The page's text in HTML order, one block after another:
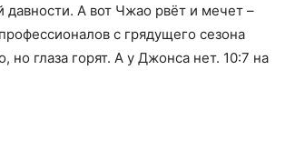
давности. А вот Чжао рвёт и мечет –
с грядущего сезона
глаза горят. А у Джонса нет. 10:7 на